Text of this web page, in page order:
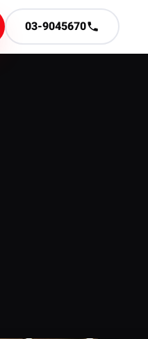
03-9045670